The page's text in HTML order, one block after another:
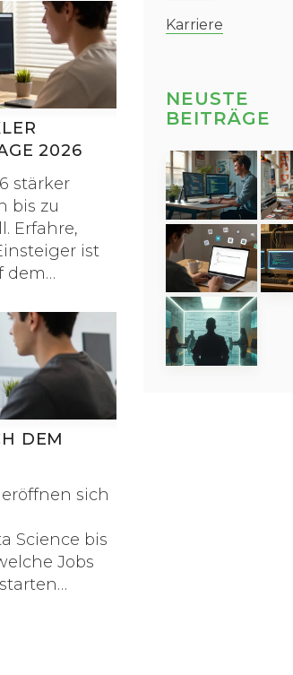
2026
stärker
bis zu
Erfahre,
ist
dem
DEM
sich
Science bis
Jobs
Karriere
NEUSTE
BEITRÄGE